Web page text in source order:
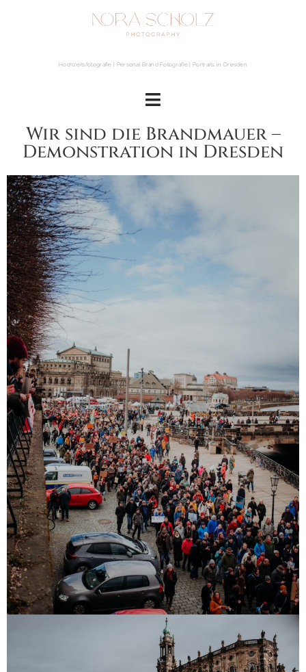
Hochzeitsfotografie | Personal Brand Fotografie | Portraits in Dresden
Wir sind die Brandmauer –
Demonstration in Dresden